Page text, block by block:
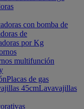
con bomba de
de
por Kg
multifunción
Placas de gas
45cmLavavajillas